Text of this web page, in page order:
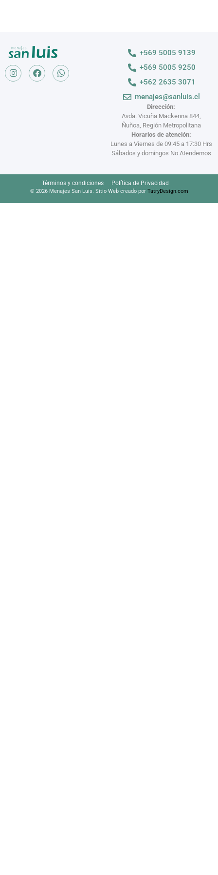
Dirección:
Avda. Vicuña Mackenna 844,
Ñuñoa, Región Metropolitana
Horarios de atención:
Lunes a Viernes de 09:45 a 17:30 Hrs
Sábados y domingos No Atendemos
+569 5005 9139
+569 5005 9250
+562 2635 3071
menajes@sanluis.cl
Términos y condiciones Política de Privacidad
© 2026 Menajes San Luis. Sitio Web creado por TatryDesign.com